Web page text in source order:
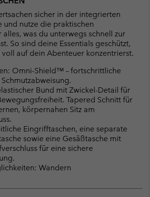
sicher in der integrierten
und nutze die praktischen
alles, was du unterwegs schnell zur
So sind deine Essentials geschützt,
auf dein Abenteuer konzentrierst.
Omni-Shield™ – fortschrittliche
Bund mit Zwickel-Detail für
Tapered Schnitt für
körpernahen Sitz am
Eingrifftaschen, eine separate
sowie eine Gesäßtasche mit
für eine sichere
Wandern